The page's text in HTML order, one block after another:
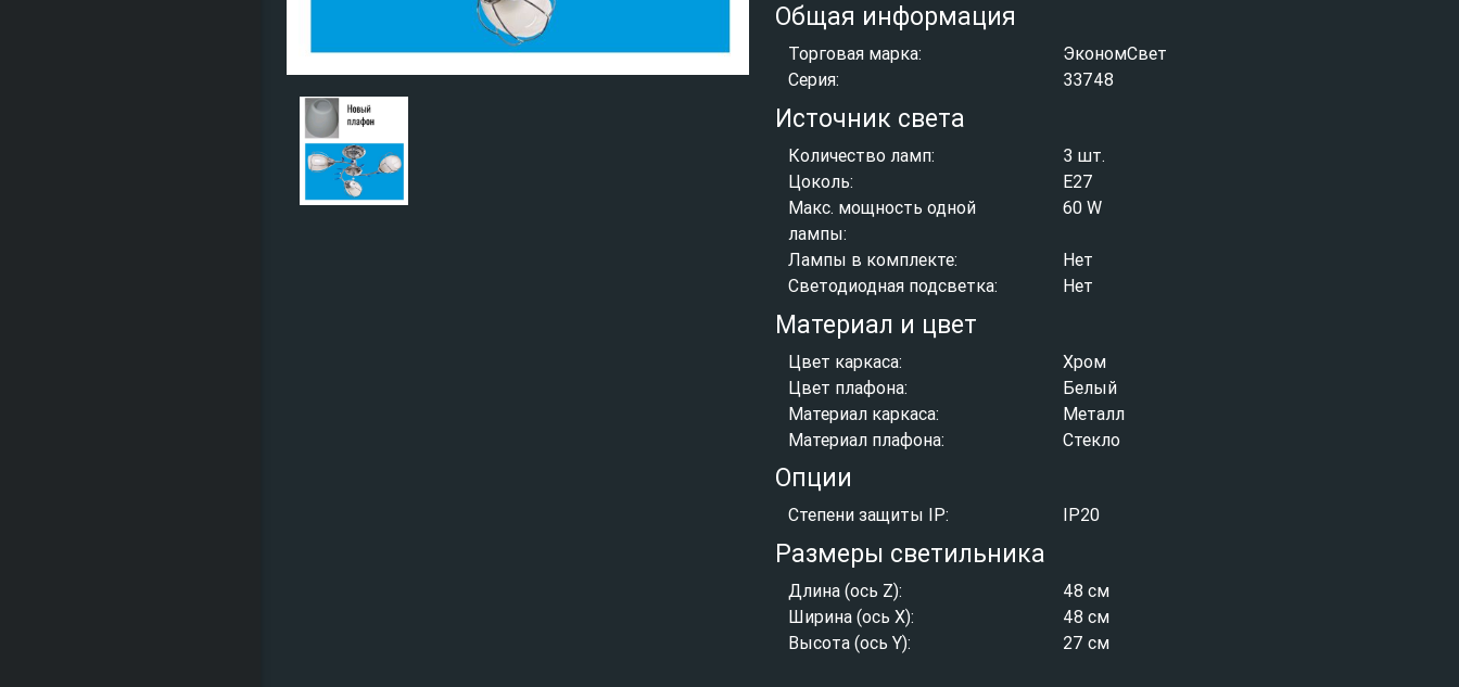
Общая информация
Торговая марка:
ЭкономСвет
Серия:
33748
Источник света
Количество ламп:
3 шт.
Цоколь:
E27
Макс. мощность одной
лампы:
60 W
Лампы в комплекте:
Нет
Светодиодная подсветка:
Нет
Материал и цвет
Цвет каркаса:
Хром
Цвет плафона:
Белый
Материал каркаса:
Металл
Материал плафона:
Стекло
Опции
Степени защиты IP: IP20
Размеры светильника
Длина (ось Z):
48 см
Ширина (ось X):
48 см
Высота (ось Y):
27 см